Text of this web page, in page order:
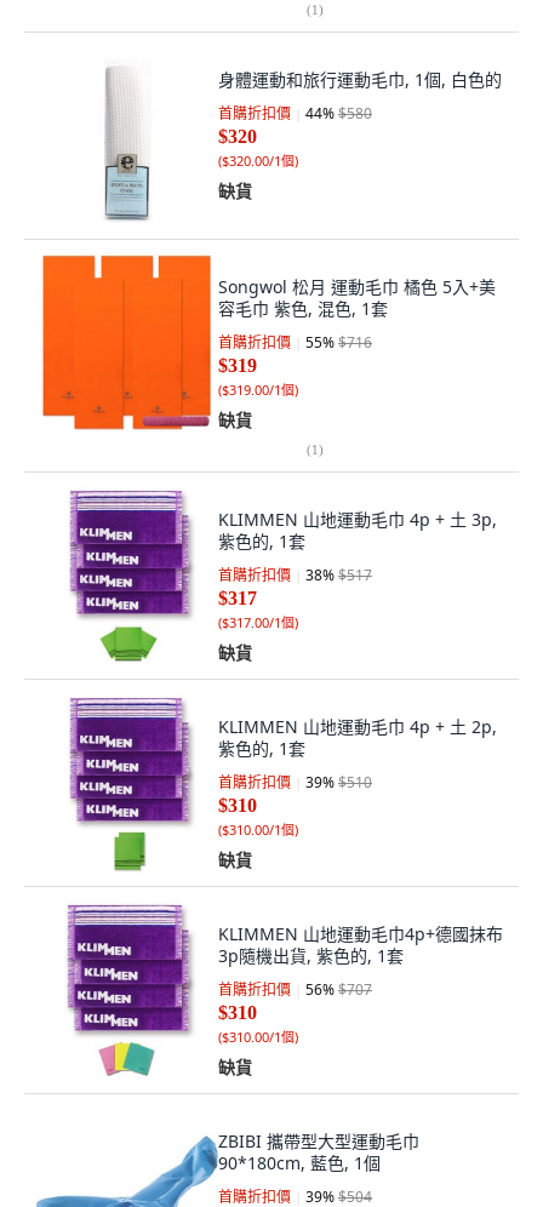
(1)
身體運動和旅行運動毛巾, 1個, 白色的
首購折扣價 44%$580
$320
($320.00/1個)
缺貨
Songwol 松月 運動毛巾 橘色 5入+美
容毛巾 紫色, 混色, 1套
首購折扣價 55%$716
$319
($319.00/1個)
缺貨
(1)
KLIMMEN 山地運動毛巾 4p + 土 3p,
紫色的, 1套
首購折扣價 38%$517
$317
($317.00/1個)
缺貨
KLIMMEN 山地運動毛巾 4p + 土 2p,
紫色的, 1套
首購折扣價 39%$510
$310
($310.00/1個)
缺貨
KLIMMEN 山地運動毛巾4p+德國抹布
3p隨機出貨, 紫色的, 1套
首購折扣價 56%$707
$310
($310.00/1個)
缺貨
ZBIBI 攜帶型大型運動毛巾
90*180cm, 藍色, 1個
首購折扣價 39%$504